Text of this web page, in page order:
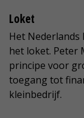
Loket
Het
het loket. Peter
principe voor
toegang tot
kleinbedrijf.